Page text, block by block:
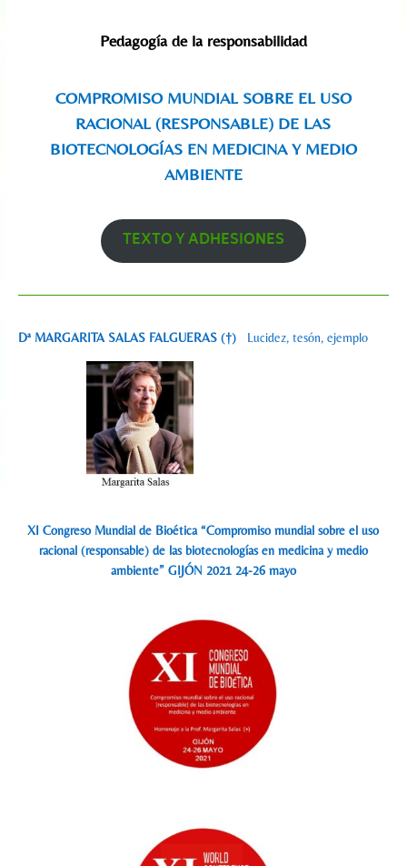
Pedagogía de la responsabilidad
COMPROMISO MUNDIAL SOBRE EL USO
RACIONAL (RESPONSABLE) DE LAS
BIOTECNOLOGÍAS EN MEDICINA Y MEDIO
AMBIENTE
TEXTO Y ADHESIONES
Dª MARGARITA SALAS FALGUERAS (†) Lucidez, tesón, ejemplo
XI Congreso Mundial de Bioética “Compromiso mundial sobre el uso
racional (responsable) de las biotecnologías en medicina y medio
ambiente” GIJÓN 2021 24-26 mayo